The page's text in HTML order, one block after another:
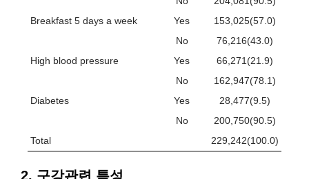
Breakfast 5 days a week
Yes
153,025(57.0)
No
76,216(43.0)
High blood pressure
Yes
66,271(21.9)
No
162,947(78.1)
Diabetes
Yes
28,477(9.5)
No
200,750(90.5)
Total
229,242(100.0)
2. 구강관련 특성